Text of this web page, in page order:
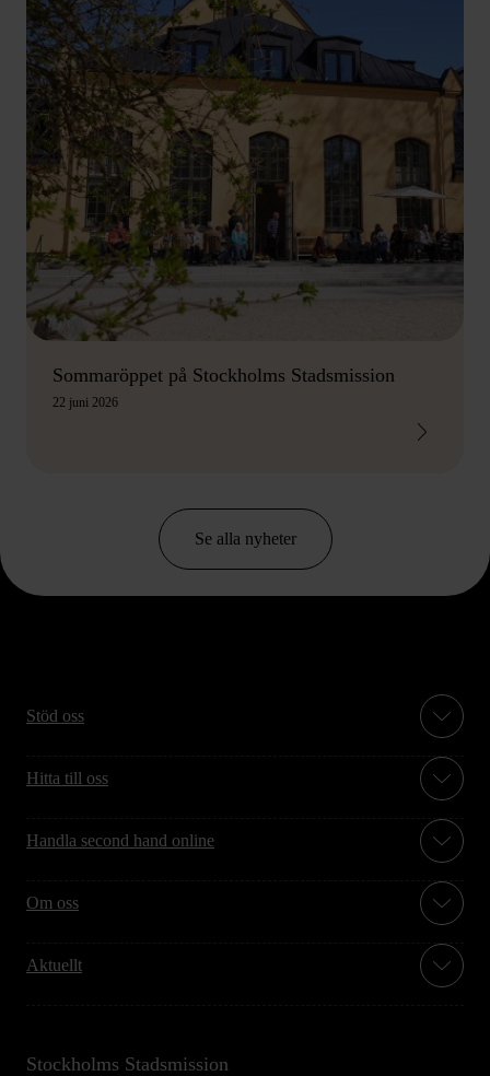
Sommaröppet på Stockholms Stadsmission
22 juni 2026
Se alla nyheter
Stöd oss
Hitta till oss
Handla second hand online
Om oss
Aktuellt
Stockholms Stadsmission